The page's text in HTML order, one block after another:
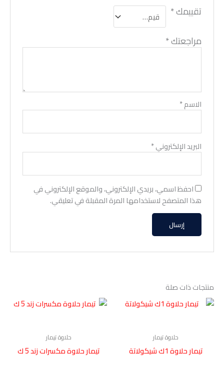
تقييمك*
مراجعتك*
الاسم*
البريد الإلكتروني*
احفظ اسمي، بريدي الإلكتروني، والموقع الإلكتروني في
هذا المتصفح لاستخدامها المرة المقبلة في تعليقي.
منتجات ذات صلة
حلاوة تيمار
تيمار حلاوة 1ك شيكولاتة
حلاوة تيمار
تيمار حلاوة مكسرات زند 5 ك